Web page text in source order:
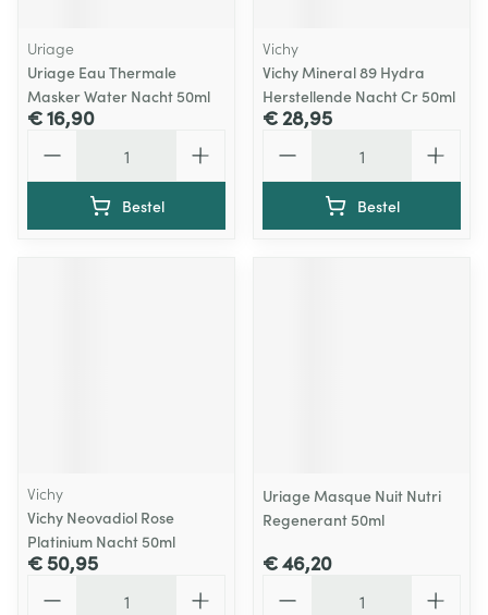
Uriage
Uriage Eau Thermale
Masker Water Nacht 50ml
€ 16,90
Bestel
Vichy
Vichy Mineral 89 Hydra
Herstellende Nacht Cr 50ml
€ 28,95
Bestel
Vichy
Vichy Neovadiol Rose
Platinium Nacht 50ml
€ 50,95
Uriage Masque Nuit Nutri
Regenerant 50ml
€ 46,20